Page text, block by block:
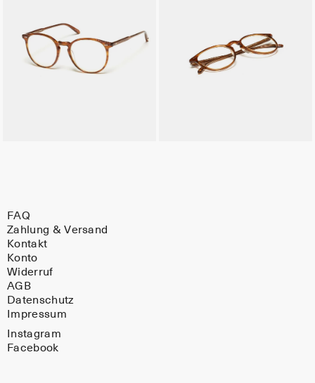
FAQ
Zahlung & Versand
Kontakt
Konto
Widerruf
AGB
Datenschutz
Impressum
Instagram
Facebook